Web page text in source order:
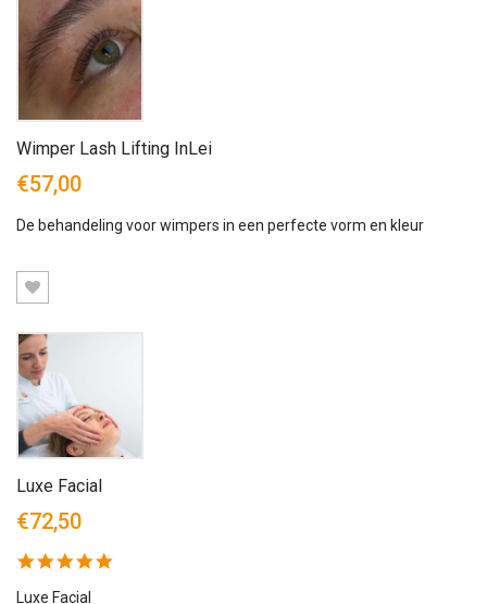
Wimper Lash Lifting InLei
€57,00
De behandeling voor wimpers in een perfecte vorm en kleur
Luxe Facial
€72,50
Luxe Facial